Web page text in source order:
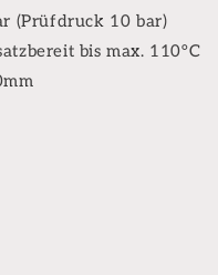
(Prüfdruck 10 bar)
bis max. 110°C